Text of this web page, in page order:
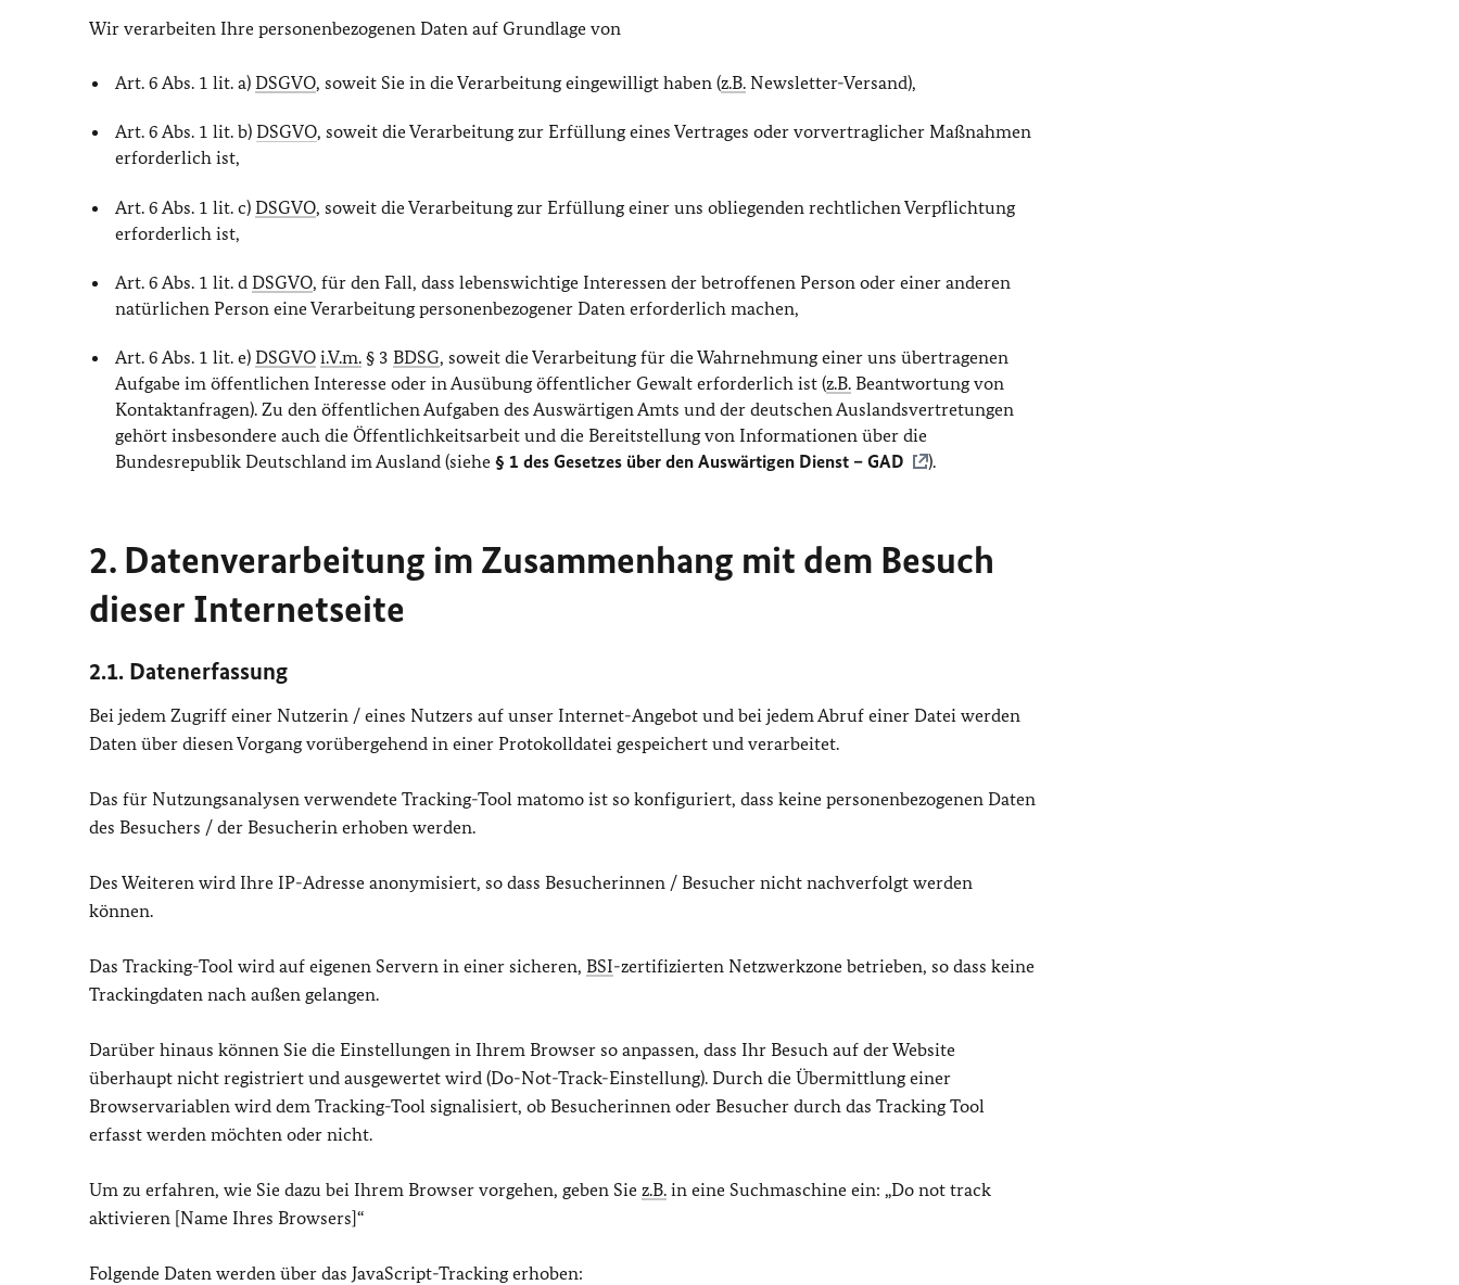
Wir verarbeiten Ihre personenbezogenen Daten auf Grundlage von
Art. 6 Abs. 1 lit. a) DSGVO, soweit Sie in die Verarbeitung eingewilligt haben (z.B. Newsletter-Versand),
Art. 6 Abs. 1 lit. b) DSGVO, soweit die Verarbeitung zur Erfüllung eines Vertrages oder vorvertraglicher Maßnahmen
erforderlich ist,
Art. 6 Abs. 1 lit. c) DSGVO, soweit die Verarbeitung zur Erfüllung einer uns obliegenden rechtlichen Verpflichtung
erforderlich ist,
Art. 6 Abs. 1 lit. d DSGVO, für den Fall, dass lebenswichtige Interessen der betroffenen Person oder einer anderen
natürlichen Person eine Verarbeitung personenbezogener Daten erforderlich machen,
Art. 6 Abs. 1 lit. e) DSGVO i.V.m. § 3 BDSG, soweit die Verarbeitung für die Wahrnehmung einer uns übertragenen
Aufgabe im öffentlichen Interesse oder in Ausübung öffentlicher Gewalt erforderlich ist (z.B. Beantwortung von
Kontaktanfragen). Zu den öffentlichen Aufgaben des Auswärtigen Amts und der deutschen Auslandsvertretungen
gehört insbesondere auch die Öffentlichkeitsarbeit und die Bereitstellung von Informationen über die
Bundesrepublik Deutschland im Ausland (siehe § 1 des Gesetzes über den Auswärtigen Dienst – GAD ).
2. Datenverarbeitung im Zusammenhang mit dem Besuch
dieser Internetseite
2.1. Datenerfassung
Bei jedem Zugriff einer Nutzerin / eines Nutzers auf unser Internet-Angebot und bei jedem Abruf einer Datei werden
Daten über diesen Vorgang vorübergehend in einer Protokolldatei gespeichert und verarbeitet.
Das für Nutzungsanalysen verwendete Tracking-Tool matomo ist so konfiguriert, dass keine personenbezogenen Daten
des Besuchers / der Besucherin erhoben werden.
Des Weiteren wird Ihre IP-Adresse anonymisiert, so dass Besucherinnen / Besucher nicht nachverfolgt werden
können.
Das Tracking-Tool wird auf eigenen Servern in einer sicheren, BSI-zertifizierten Netzwerkzone betrieben, so dass keine
Trackingdaten nach außen gelangen.
Darüber hinaus können Sie die Einstellungen in Ihrem Browser so anpassen, dass Ihr Besuch auf der Website
überhaupt nicht registriert und ausgewertet wird (Do-Not-Track-Einstellung). Durch die Übermittlung einer
Browservariablen wird dem Tracking-Tool signalisiert, ob Besucherinnen oder Besucher durch das Tracking Tool
erfasst werden möchten oder nicht.
Um zu erfahren, wie Sie dazu bei Ihrem Browser vorgehen, geben Sie z.B. in eine Suchmaschine ein: „Do not track
aktivieren [Name Ihres Browsers]“
Folgende Daten werden über das JavaScript-Tracking erhoben: